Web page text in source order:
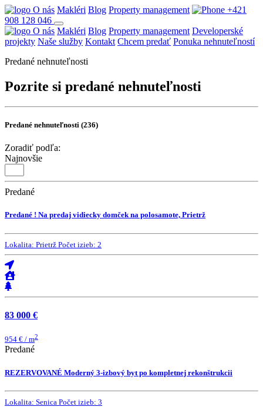
O nás Makléri Blog Property management
+421
908 128 046
O nás Makléri Blog Property management Developerské
projekty Naše služby Kontakt Chcem predať Ponuka nehnuteľností
Predané nehnuteľnosti
Pozrite si predané nehnuteľnosti
Predané nehnuteľnosti (236)
Zoradiť podľa:
Najnovšie
Predané
Predané ! Na predaj vidiecky domček na polosamote, Prietrž
Lokalita: Prietrž Počet izieb: 2
83 000 €
954 € / m2
Predané
REZERVOVANÉ Moderný 3-izbový byt po kompletnej rekonštrukcii
Lokalita: Senica Počet izieb: 3